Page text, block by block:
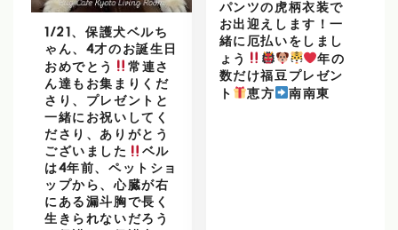
1/21、保護犬ベルち
ゃん、4才のお誕生日
おめでとう
常連さ
ん達もお集まりくだ
さり、プレゼントと
一緒にお祝いしてく
ださり、ありがとう
ございました
ベル
は4年前、ペットショ
ップから、心臓が右
にある漏斗胸で長く
生きられないだろう
パンツの虎柄衣装で
お出迎えします！一
緒に厄払いをしまし
ょう
年の
数だけ福豆プレゼン
ト
恵方 南南東